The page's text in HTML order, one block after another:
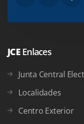
JCE Enlaces
Junta Central
Localidades
Centro Exterior